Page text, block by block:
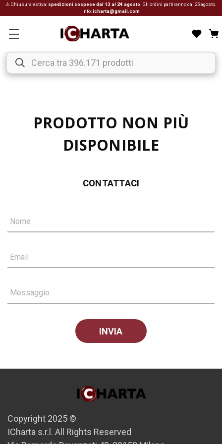
⚠ Chiusura estiva: spedizioni sospese dal 13 al 24 agosto . Gli ordini partiranno dal 25 agosto.
Info:icharta@gmail.com
PRODOTTO NON PIÙ
DISPONIBILE
CONTATTACI
Nome
Email
Messaggio
Copyright 2025 ©
ICharta s.r.l. All Rights Reserved